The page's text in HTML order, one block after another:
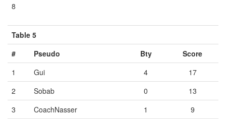
8
Table 5
#
Pseudo Bty
Score
1
Gui 4
17
2
Sobab 0
13
3
CoachNasser 1
9